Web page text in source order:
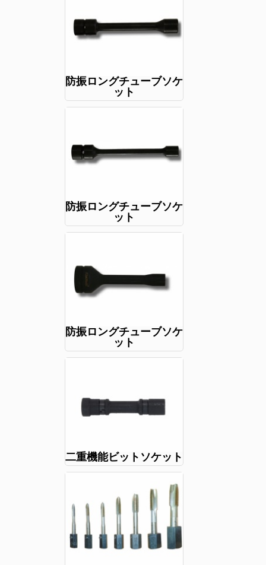
防振ロングチューブソケ
ット
防振ロングチューブソケ
ット
防振ロングチューブソケ
ット
二重機能ビットソケット